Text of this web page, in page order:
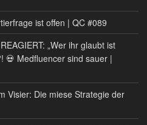
ist offen | QC #089
„Wer ihr glaubt ist
💀 Medfluencer sind sauer |
Visier: Die miese Strategie der